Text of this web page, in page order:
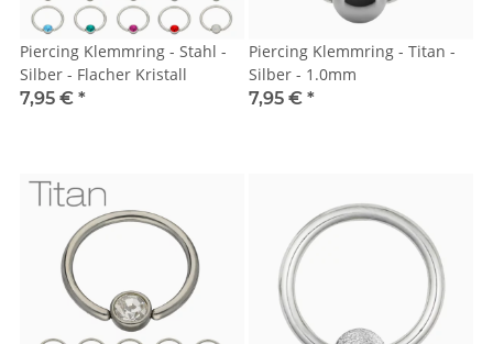
Piercing Klemmring - Stahl -
Silber - Flacher Kristall
7,95 € *
Piercing Klemmring - Titan -
Silber - 1.0mm
7,95 € *